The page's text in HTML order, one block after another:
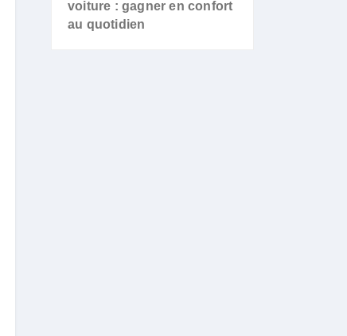
voiture : gagner en confort
au quotidien